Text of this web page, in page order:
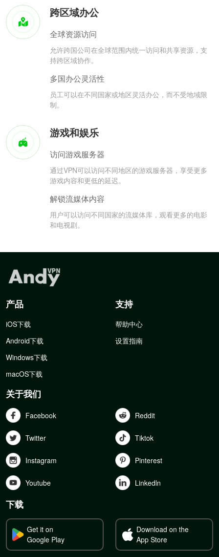
跨区域办公
全球资源访问
允许跨国公司在全球范围内统一访问和共享资源，支
持跨区域协作。
多国办公灵活性
员工可以在不同国家或地区灵活办公，而不受地域限
制。
游戏和娱乐
访问游戏服务器
通过VPN可以访问不同地区的游戏服务器，享受更多
游戏内容和更低的延迟。
解锁流媒体内容
用户可以访问不同国家的流媒体库，观看更多的电影
和电视剧。
产品
iOS下载
Android下载
Windows下载
macOS下载
支持
帮助中心
设置指南
关于我们
Facebook Reddit
Twitter Tiktok
Instagram Pinterest
Youtube Linkedln
下载
Get it on
Google Play
Download on the
App Store